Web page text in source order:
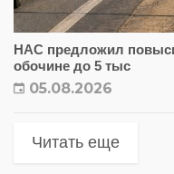
НАС предложил
обочине до 5 тыс
05.08.2026
Читать еще